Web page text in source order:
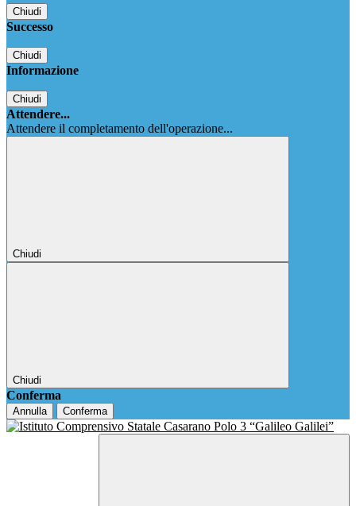
Chiudi
Successo
Chiudi
Informazione
Chiudi
Attendere...
Attendere il completamento dell'operazione...
Chiudi
Chiudi
Conferma
Annulla Conferma